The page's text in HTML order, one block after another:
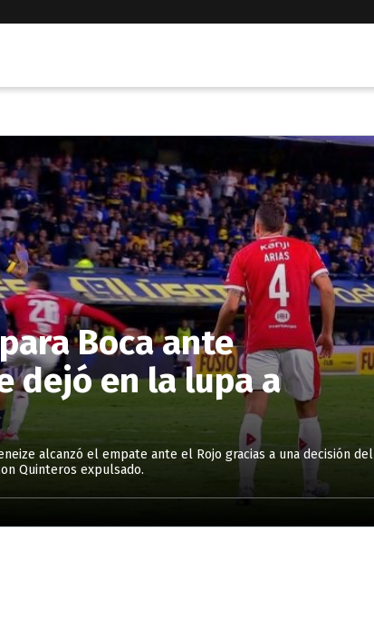
Boca ante
dejó en la lupa a
alcanzó el empate ante el Rojo gracias a una decisión del
Quinteros expulsado.